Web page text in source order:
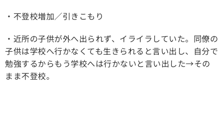
・不登校増加／引きこもり
・近所の子供が外へ出られず、イライラしていた。同僚の
子供は学校へ行かなくても生きられると言い出し、自分で
勉強するからもう学校へは行かないと言い出した→その
まま不登校。